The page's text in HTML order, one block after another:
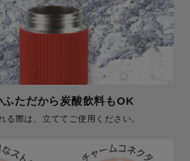
ふただから炭酸飲料もOK
る際は、立ててご使用ください。